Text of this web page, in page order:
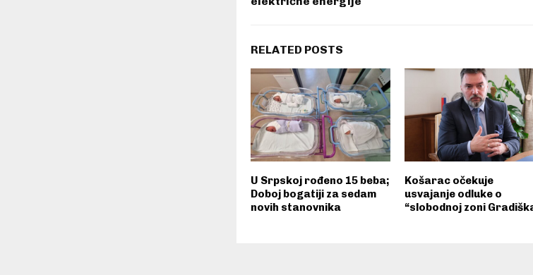
RELATED POSTS
U Srpskoj rođeno 15 beba;
Doboj bogatiji za sedam
novih stanovnika
Košarac očekuje
usvajanje odluke o
“slobodnoj zoni